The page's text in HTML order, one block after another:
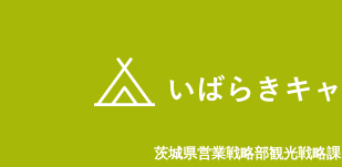
茨城県営業戦略部観光戦略課